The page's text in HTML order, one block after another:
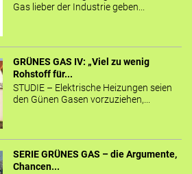
Gas lieber der Industrie geben...
GRÜNES GAS IV: „Viel zu wenig
Rohstoff für...
STUDIE – Elektrische Heizungen seien
den Günen Gasen vorzuziehen,...
SERIE GRÜNES GAS – die Argumente,
Chancen...